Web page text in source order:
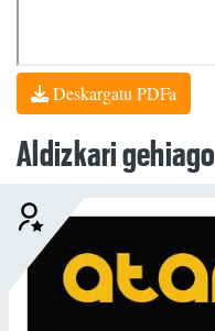
Deskargatu PDFa
Aldizkari gehiago